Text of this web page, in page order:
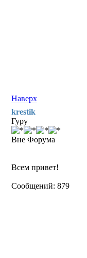
Наверх
krestik
Гуру
Вне Форума
Всем привет!
Сообщений: 879